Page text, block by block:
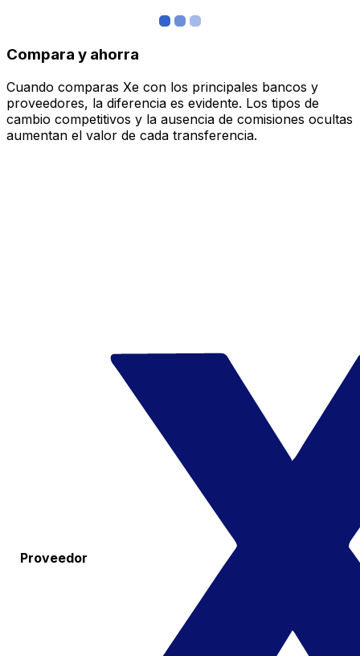
Compara y ahorra
Cuando comparas Xe con los principales bancos y
proveedores, la diferencia es evidente. Los tipos de
cambio competitivos y la ausencia de comisiones ocultas
aumentan el valor de cada transferencia.
Proveedor